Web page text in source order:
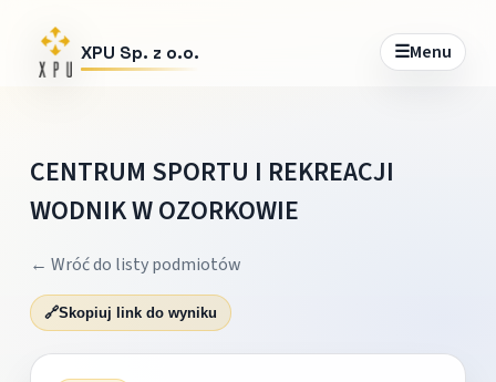
XPU Sp. z o.o. ☰Menu
CENTRUM SPORTU I REKREACJI
WODNIK W OZORKOWIE
← Wróć do listy podmiotów
🔗Skopiuj link do wyniku